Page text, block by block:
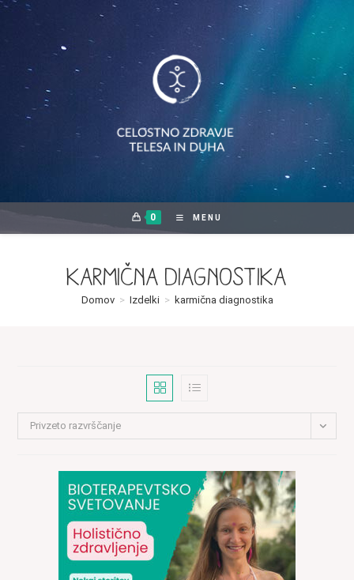
Skip
0 MENU
karmična diagnostika
Domov > Izdelki > karmična diagnostika
Privzeto razvrščanje